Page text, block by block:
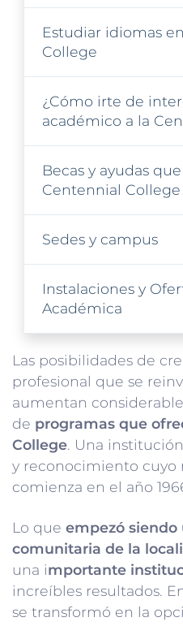
Estudiar idiomas
College
¿Cómo irte de
académico a la
Becas y ayudas
Centennial College
Sedes y campus
Instalaciones y
Académica
Las posibilidades de
profesional que se
aumentan
de programas que
College. Una
y reconocimiento cuyo
comienza en el año
Lo que empezó siendo
comunitaria de la
una importante
increíbles resultados.
se transformó en la